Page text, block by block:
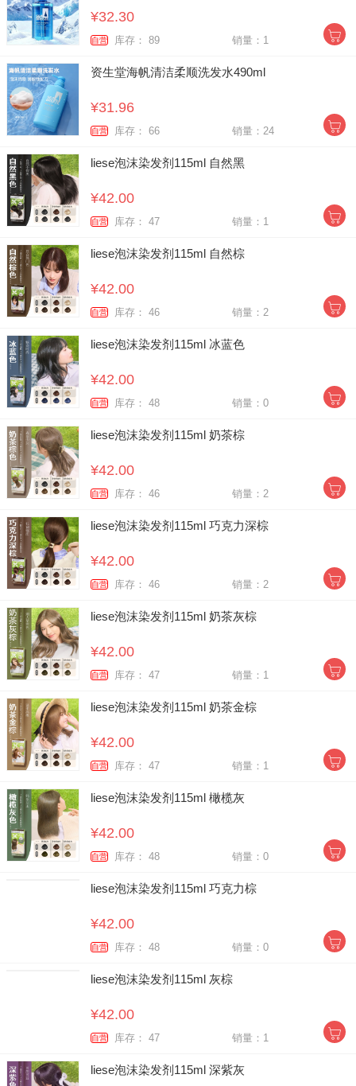
¥32.30
自营 库存： 89 销量：1
资生堂海帆清洁柔顺洗发水490ml
¥31.96
自营 库存： 66 销量：24
liese泡沫染发剂115ml 自然黑
¥42.00
自营 库存： 47 销量：1
liese泡沫染发剂115ml 自然棕
¥42.00
自营 库存： 46 销量：2
liese泡沫染发剂115ml 冰蓝色
¥42.00
自营 库存： 48 销量：0
liese泡沫染发剂115ml 奶茶棕
¥42.00
自营 库存： 46 销量：2
liese泡沫染发剂115ml 巧克力深棕
¥42.00
自营 库存： 46 销量：2
liese泡沫染发剂115ml 奶茶灰棕
¥42.00
自营 库存： 47 销量：1
liese泡沫染发剂115ml 奶茶金棕
¥42.00
自营 库存： 47 销量：1
liese泡沫染发剂115ml 橄榄灰
¥42.00
自营 库存： 48 销量：0
liese泡沫染发剂115ml 巧克力棕
¥42.00
自营 库存： 48 销量：0
liese泡沫染发剂115ml 灰棕
¥42.00
自营 库存： 47 销量：1
liese泡沫染发剂115ml 深紫灰